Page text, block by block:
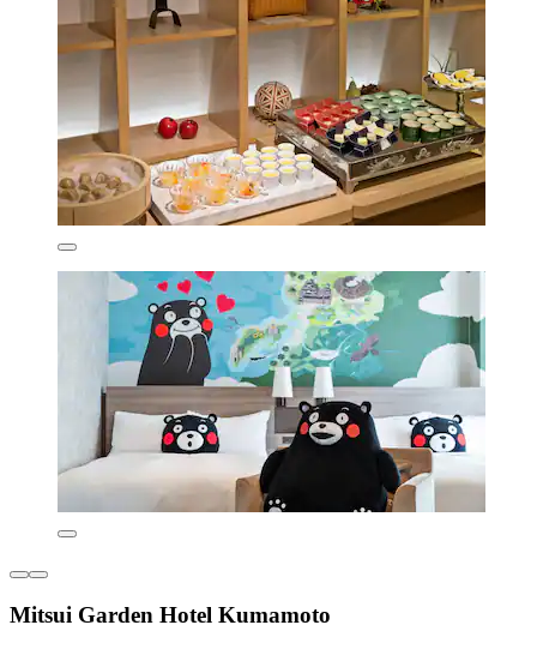
Mitsui Garden Hotel Kumamoto